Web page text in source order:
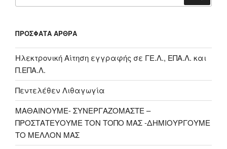
ΠΡΌΣΦΑΤΑ ΆΡΘΡΑ
Ηλεκτρονική Αίτηση εγγραφής σε ΓΕ.Λ., ΕΠΑ.Λ. και
Π.ΕΠΑ.Λ.
Πεντελέθεν Λιθαγωγία
ΜΑΘΑΙΝΟΥΜΕ- ΣΥΝΕΡΓΑΖΟΜΑΣΤΕ –
ΠΡΟΣΤΑΤΕΥΟΥΜΕ ΤΟΝ ΤΟΠΟ ΜΑΣ -ΔΗΜΙΟΥΡΓΟΥΜΕ
ΤΟ ΜΕΛΛΟΝ ΜΑΣ